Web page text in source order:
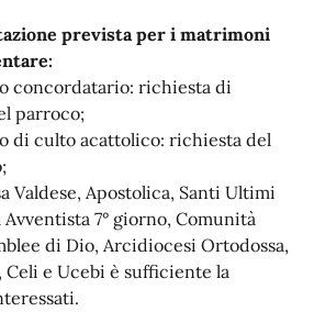
prevista per i matrimoni
concordatario: richiesta di
parroco;
di culto acattolico: richiesta del
Valdese, Apostolica, Santi Ultimi
7° giorno, Comunità
di Dio, Arcidiocesi Ortodossa,
e Ucebi è sufficiente la